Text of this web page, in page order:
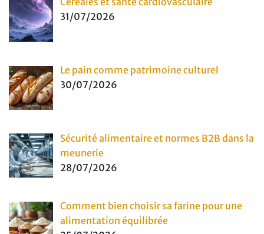
31/07/2026
Le pain comme patrimoine culturel
30/07/2026
Sécurité alimentaire et normes B2B dans la
meunerie
28/07/2026
Comment bien choisir sa farine pour une
alimentation équilibrée